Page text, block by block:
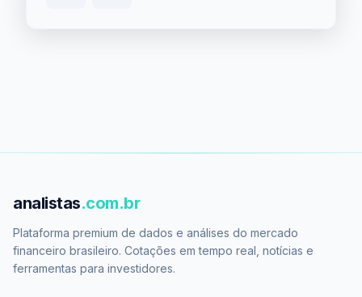
analistas.com.br
Plataforma premium de dados e análises do mercado
financeiro brasileiro. Cotações em tempo real, notícias e
ferramentas para investidores.